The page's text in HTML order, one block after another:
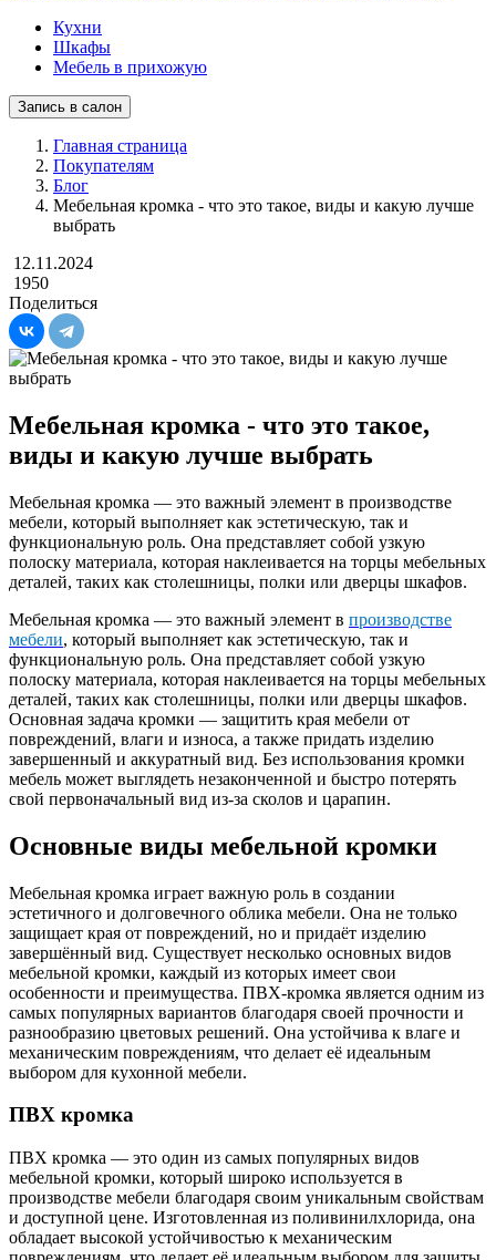
Кухни
Шкафы
Мебель в прихожую
Запись в салон
Главная страница
Покупателям
Блог
Мебельная кромка - что это такое, виды и какую лучше
выбрать
12.11.2024
1950
Поделиться
Мебельная кромка - что это такое,
виды и какую лучше выбрать
Мебельная кромка — это важный элемент в производстве
мебели, который выполняет как эстетическую, так и
функциональную роль. Она представляет собой узкую
полоску материала, которая наклеивается на торцы мебельных
деталей, таких как столешницы, полки или дверцы шкафов.
Мебельная кромка — это важный элемент в производстве
мебели, который выполняет как эстетическую, так и
функциональную роль. Она представляет собой узкую
полоску материала, которая наклеивается на торцы мебельных
деталей, таких как столешницы, полки или дверцы шкафов.
Основная задача кромки — защитить края мебели от
повреждений, влаги и износа, а также придать изделию
завершенный и аккуратный вид. Без использования кромки
мебель может выглядеть незаконченной и быстро потерять
свой первоначальный вид из-за сколов и царапин.
Основные виды мебельной кромки
Мебельная кромка играет важную роль в создании
эстетичного и долговечного облика мебели. Она не только
защищает края от повреждений, но и придаёт изделию
завершённый вид. Существует несколько основных видов
мебельной кромки, каждый из которых имеет свои
особенности и преимущества. ПВХ-кромка является одним из
самых популярных вариантов благодаря своей прочности и
разнообразию цветовых решений. Она устойчива к влаге и
механическим повреждениям, что делает её идеальным
выбором для кухонной мебели.
ПВХ кромка
ПВХ кромка — это один из самых популярных видов
мебельной кромки, который широко используется в
производстве мебели благодаря своим уникальным свойствам
и доступной цене. Изготовленная из поливинилхлорида, она
обладает высокой устойчивостью к механическим